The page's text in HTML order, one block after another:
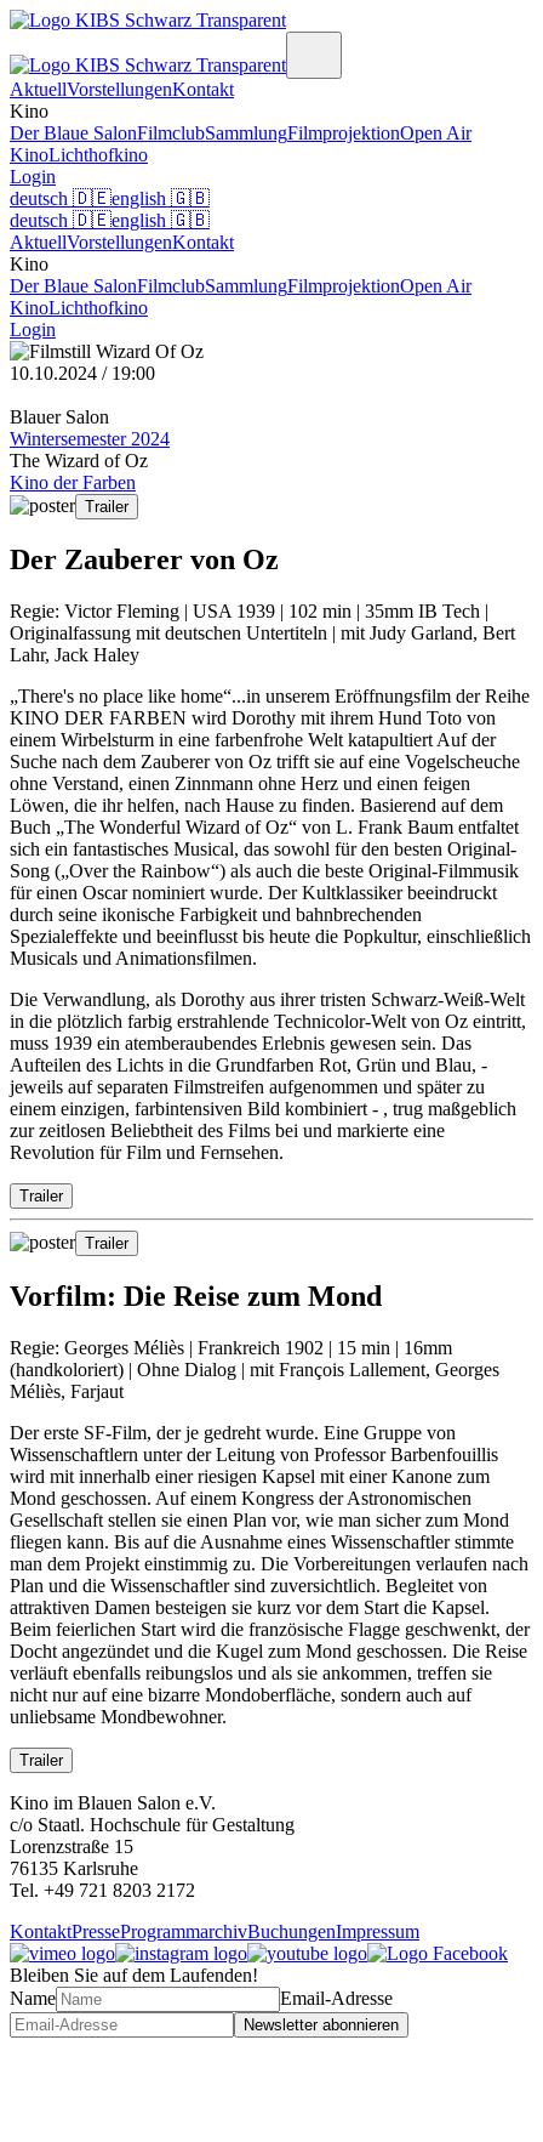
AktuellVorstellungenKontakt
Kino
Der Blaue SalonFilmclubSammlungFilmprojektionOpen Air
KinoLichthofkino
Login
deutsch 🇩🇪english 🇬🇧
deutsch 🇩🇪english 🇬🇧
AktuellVorstellungenKontakt
Kino
Der Blaue SalonFilmclubSammlungFilmprojektionOpen Air
KinoLichthofkino
Login
10.10.2024 / 19:00
Blauer Salon
Wintersemester 2024
The Wizard of Oz
Kino der Farben
Trailer
Der Zauberer von Oz
Regie: Victor Fleming | USA 1939 | 102 min | 35mm IB Tech |
Originalfassung mit deutschen Untertiteln | mit Judy Garland, Bert
Lahr, Jack Haley
„There's no place like home“...in unserem Eröffnungsfilm der Reihe
KINO DER FARBEN wird Dorothy mit ihrem Hund Toto von
einem Wirbelsturm in eine farbenfrohe Welt katapultiert Auf der
Suche nach dem Zauberer von Oz trifft sie auf eine Vogelscheuche
ohne Verstand, einen Zinnmann ohne Herz und einen feigen
Löwen, die ihr helfen, nach Hause zu finden. Basierend auf dem
Buch „The Wonderful Wizard of Oz“ von L. Frank Baum entfaltet
sich ein fantastisches Musical, das sowohl für den besten Original-
Song („Over the Rainbow“) als auch die beste Original-Filmmusik
für einen Oscar nominiert wurde. Der Kultklassiker beeindruckt
durch seine ikonische Farbigkeit und bahnbrechenden
Spezialeffekte und beeinflusst bis heute die Popkultur, einschließlich
Musicals und Animationsfilmen.
Die Verwandlung, als Dorothy aus ihrer tristen Schwarz-Weiß-Welt
in die plötzlich farbig erstrahlende Technicolor-Welt von Oz eintritt,
muss 1939 ein atemberaubendes Erlebnis gewesen sein. Das
Aufteilen des Lichts in die Grundfarben Rot, Grün und Blau, -
jeweils auf separaten Filmstreifen aufgenommen und später zu
einem einzigen, farbintensiven Bild kombiniert - , trug maßgeblich
zur zeitlosen Beliebtheit des Films bei und markierte eine
Revolution für Film und Fernsehen.
Trailer
Trailer
Vorfilm: Die Reise zum Mond
Regie: Georges Méliès | Frankreich 1902 | 15 min | 16mm
(handkoloriert) | Ohne Dialog | mit François Lallement, Georges
Méliès, Farjaut
Der erste SF-Film, der je gedreht wurde. Eine Gruppe von
Wissenschaftlern unter der Leitung von Professor Barbenfouillis
wird mit innerhalb einer riesigen Kapsel mit einer Kanone zum
Mond geschossen. Auf einem Kongress der Astronomischen
Gesellschaft stellen sie einen Plan vor, wie man sicher zum Mond
fliegen kann. Bis auf die Ausnahme eines Wissenschaftler stimmte
man dem Projekt einstimmig zu. Die Vorbereitungen verlaufen nach
Plan und die Wissenschaftler sind zuversichtlich. Begleitet von
attraktiven Damen besteigen sie kurz vor dem Start die Kapsel.
Beim feierlichen Start wird die französische Flagge geschwenkt, der
Docht angezündet und die Kugel zum Mond geschossen. Die Reise
verläuft ebenfalls reibungslos und als sie ankommen, treffen sie
nicht nur auf eine bizarre Mondoberfläche, sondern auch auf
unliebsame Mondbewohner.
Trailer
Kino im Blauen Salon e.V.
c/o Staatl. Hochschule für Gestaltung
Lorenzstraße 15
76135 Karlsruhe
Tel. +49 721 8203 2172
KontaktPresseProgrammarchivBuchungenImpressum
Bleiben Sie auf dem Laufenden!
Name
Email-Adresse
Newsletter abonnieren